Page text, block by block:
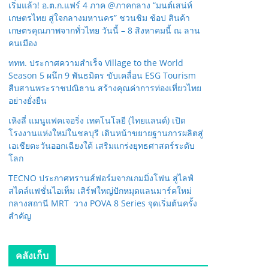
เริ่มแล้ว! อ.ต.ก.แฟร์ 4 ภาค @ภาคกลาง “มนต์เสน่ห์
เกษตรไทย สู่ใจกลางมหานคร” ชวนชิม ช้อป สินค้า
เกษตรคุณภาพจากทั่วไทย วันนี้ – 8 สิงหาคมนี้ ณ ลาน
คนเมือง
ททท. ประกาศความสำเร็จ Village to the World
Season 5 ผนึก 9 พันธมิตร ขับเคลื่อน ESG Tourism
สืบสานพระราชปณิธาน สร้างคุณค่าการท่องเที่ยวไทย
อย่างยั่งยืน
เหิงลี่ แมนูแฟคเจอริ่ง เทคโนโลยี (ไทยแลนด์) เปิด
โรงงานแห่งใหม่ในชลบุรี เดินหน้าขยายฐานการผลิตสู่
เอเชียตะวันออกเฉียงใต้ เสริมแกร่งยุทธศาสตร์ระดับ
โลก
TECNO ประกาศทรานส์ฟอร์มจากเกมมิ่งโฟน สู่ไลฟ์
สไตล์แฟชั่นไอเท็ม เสิร์ฟใหญ่ปักหมุดแลนมาร์คใหม่
กลางสถานี MRT วาง POVA 8 Series จุดเริ่มต้นครั้ง
สำคัญ
คลังเก็บ